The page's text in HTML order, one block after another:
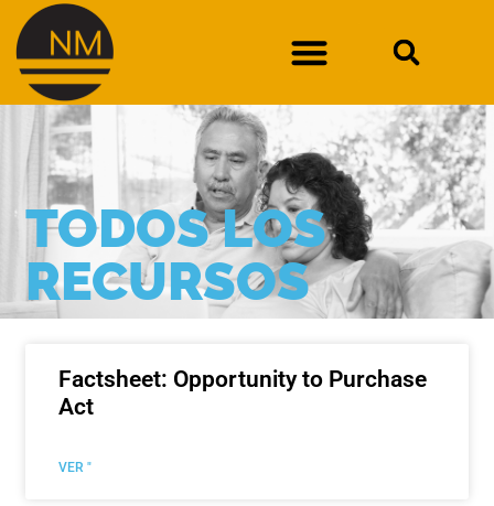
TODOS LOS
RECURSOS
Factsheet: Opportunity to Purchase
Act
VER "